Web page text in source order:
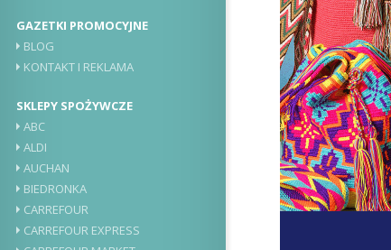
GAZETKI PROMOCYJNE
BLOG
KONTAKT I REKLAMA
SKLEPY SPOŻYWCZE
ABC
ALDI
AUCHAN
BIEDRONKA
CARREFOUR
CARREFOUR EXPRESS